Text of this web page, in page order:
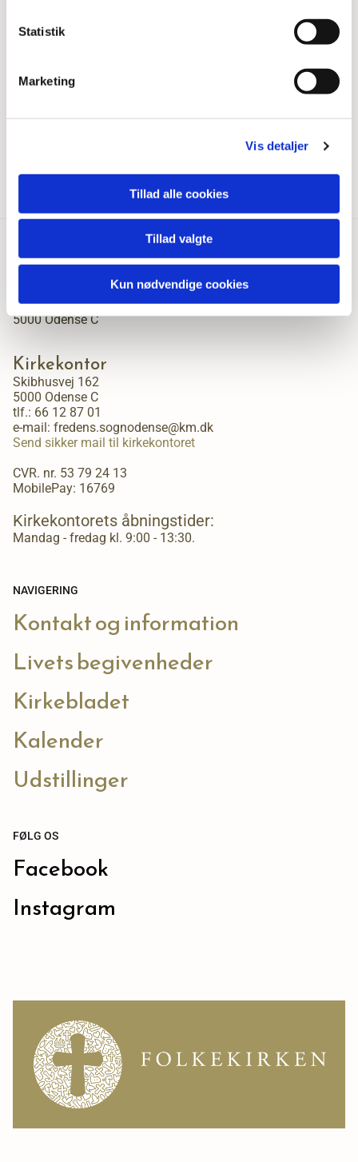
Statistik
Marketing
Vis detaljer
Tillad alle cookies
Tillad valgte
Kun nødvendige cookies
Fredens Sogn, Odense
5000 Odense C
Kirkekontor
Skibhusvej 162
5000 Odense C
tlf.: 66 12 87 01
e-mail: fredens.sognodense@km.dk
Send sikker mail til kirkekontoret
CVR. nr. 53 79 24 13
MobilePay: 16769
Kirkekontorets åbningstider:
Mandag - fredag kl. 9:00 - 13:30.
NAVIGERING
Kontakt og information
Livets begivenheder
Kirkebladet
Kalender
Udstillinger
FØLG OS
Facebook
Instagram